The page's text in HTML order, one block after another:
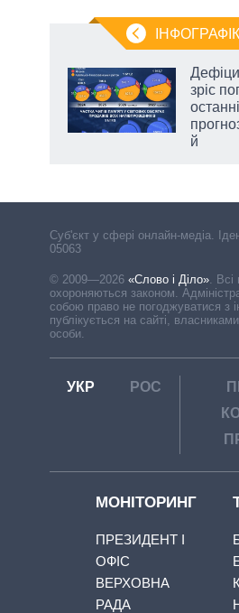
зріс
й
Cуб'єкт у сфері онлайн-медіа.
05063
© 2009—2026 «Слово і Діло»
Всі
охороняються законом.
собою право не погоджуватися з
публікується на сайті,
особи.
УКР РОС
МОНІТОРИНГ
ПРЕЗИДЕНТ І
ОФІС
ВЕРХОВНА
РАДА